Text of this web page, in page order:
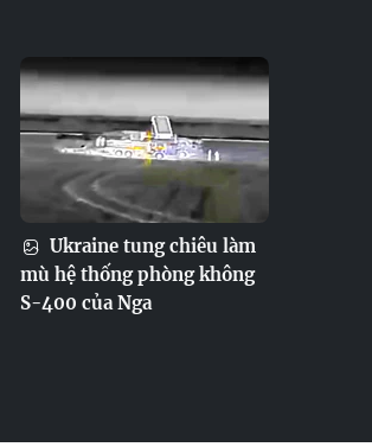
Ukraine tung chiêu làm
mù hệ thống phòng không
S-400 của Nga